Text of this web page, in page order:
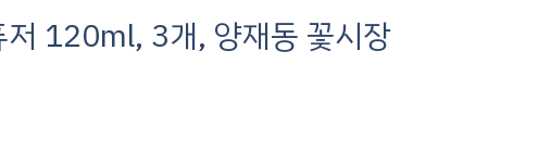
120ml, 3개, 양재동 꽃시장